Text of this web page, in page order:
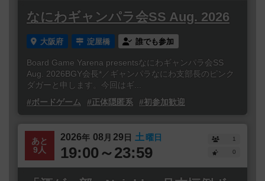
なにわギャンパラ会SS Aug. 2026
大阪府 淀屋橋 誰でも参加
Board Game Yarena presentsなにわギャンパラ会SS
Aug. 2026BGY会長*／ギャンパラなにわ支部長のピンク
ダガーと申します。今回はギ...
#ボードゲーム
#正体隠匿系 #初参加歓迎
あと
9人
2026年 08 月 29日 土曜日
19:00～23:59
1
0